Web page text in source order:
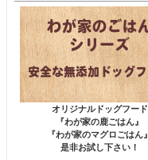
オリジナルドッグフード
『わが家の鹿ごはん』
『わが家のマグロごはん』
是非お試し下さい！